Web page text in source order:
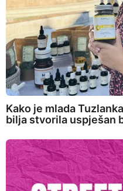
Kako je mlada
bilja stvorila uspješan